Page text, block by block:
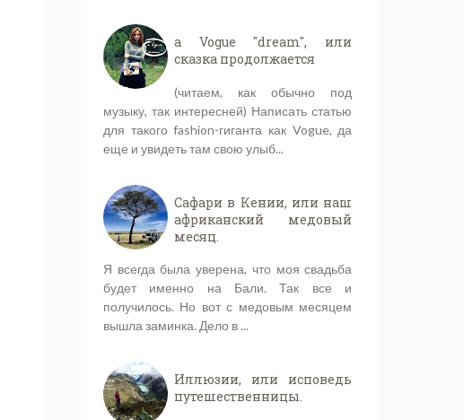
a Vogue "dream", или
сказка продолжается
(читаем, как обычно под
музыку, так интересней) Написать статью
для такого fashion-гиганта как Vogue, да
еще и увидеть там свою улыб...
Сафари в Кении, или наш
африканский медовый
месяц.
Я всегда была уверена, что моя свадьба
будет именно на Бали. Так все и
получилось. Но вот с медовым месяцем
вышла заминка. Дело в ...
Иллюзии, или исповедь
путешественницы.